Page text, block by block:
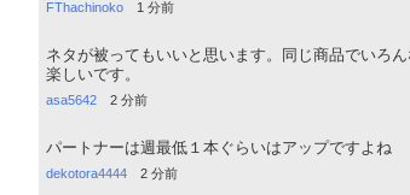
FThachinoko 1 分前
ネタが被ってもいいと思います。同じ商品でいろ
楽しいです。
asa5642 2 分前
パートナーは週最低１本ぐらいはアップですよね
dekotora4444 2 分前